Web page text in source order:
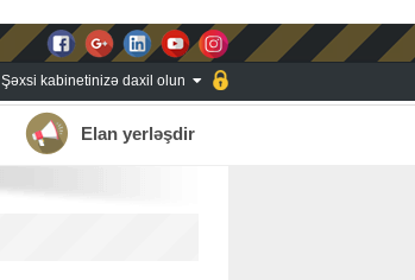
Şəxsi kabinetinizə daxil olun
Elan yerləşdir